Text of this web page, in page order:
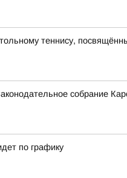
теннису,
собрание
по графику